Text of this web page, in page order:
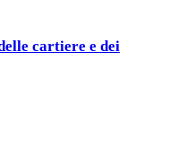
cartiere e dei